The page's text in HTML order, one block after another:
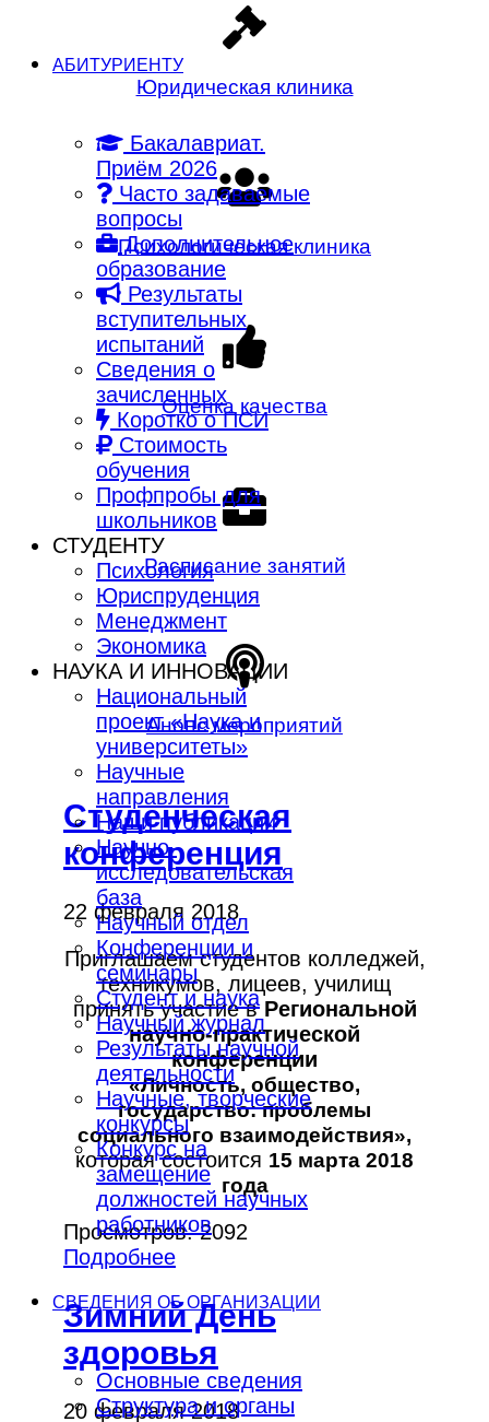
АБИТУРИЕНТУ
Бакалавриат.
Приём 2026
Часто задаваемые
вопросы
Дополнительное
образование
Результаты
вступительных
испытаний
Сведения о
зачисленных
Коротко о ПСИ
Стоимость
обучения
Профпробы для
школьников
СТУДЕНТУ
Психология
Юриспруденция
Менеджмент
Экономика
НАУКА И ИННОВАЦИИ
Национальный
проект «Наука и
университеты»
Научные
направления
Наши публикации
Научно-
исследовательская
база
Научный отдел
Конференции и
семинары
Студент и наука
Научный журнал
Результаты научной
деятельности
Научные, творческие
конкурсы
Конкурс на
замещение
должностей научных
работников
СВЕДЕНИЯ ОБ ОРГАНИЗАЦИИ
Основные сведения
Структура и органы
Юридическая клиника
Психологическая клиника
Оценка качества
Расписание занятий
Анонс мероприятий
Студенческая
конференция
22 февраля 2018
Приглашаем студентов колледжей,
техникумов, лицеев, училищ
принять участие вРегиональной
научно-практической
конференции
«Личность, общество,
государство: проблемы
социального взаимодействия»,
которая состоится 15 марта 2018
года
Просмотров: 2092
Подробнее
Зимний День
здоровья
20 февраля 2018